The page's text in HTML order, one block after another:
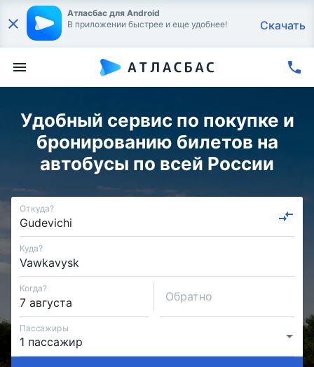
Атласбас для Android
В приложении быстрее и еще удобнее!
Скачать
Удобный сервис по покупке и
бронированию билетов на
автобусы по всей России
Откуда?
Куда?
Когда?
Обратно
Пассажиры